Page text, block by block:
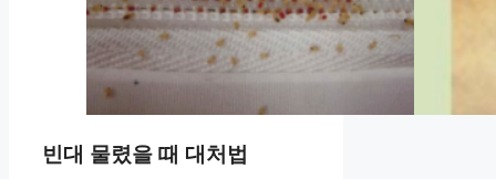
빈대 물렸을 때 대처법